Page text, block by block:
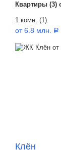
Квартиры (3)
1 комн. (1):
от 6.8 млн. a
Клён